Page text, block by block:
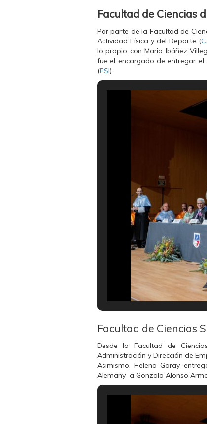
Facultad de Ciencias
Por parte de la Facultad de
Actividad Física y del Deporte (
lo propio con Mario Ibáñez
fue el encargado de entregar
(PSI).
Facultad de Ciencias
Desde la Facultad de
Administración y Dirección de
Asimismo, Helena Garay
Alemany a Gonzalo Alonso